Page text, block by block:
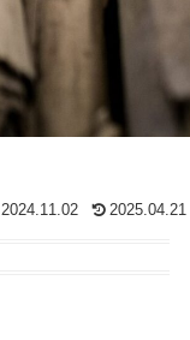
2024.11.02 2025.04.21